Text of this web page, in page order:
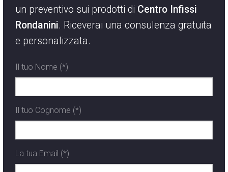
un preventivo sui prodotti di Centro Infissi
Rondanini. Riceverai una consulenza gratuita
e personalizzata.
Il tuo Nome (*)
Il tuo Cognome (*)
La tua Email (*)